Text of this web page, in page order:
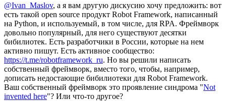
@Ivan_Maslov, а я вам другую дискусию хочу предложить: вот
есть такой open source продукт Robot Framework, написанный
на Python, и используемый, в том числе, для RPA. Фреймворк
довольно популярный, для него существуют десятки
бибилиотек. Есть разработчики в России, которые на нем
активно пишут. Есть активное сообщество:
https://t.me/robotframework_ru. Но вы решили написать
собственный фреймворк, вместо того, чтобы, например,
дописать недостающие бибилиотеки для Robot Framework.
Ваш собственный фреймворк это проявление синдрома "Not
invented here"? Или что-то другое?